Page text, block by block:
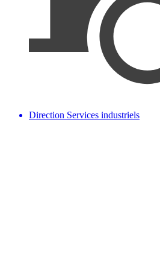
Direction Services industriels